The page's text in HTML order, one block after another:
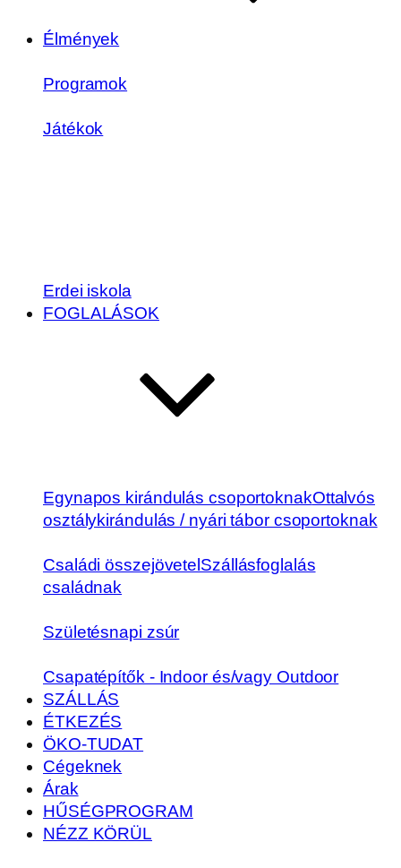
Élmények
Programok
Játékok
Erdei iskola
FOGLALÁSOK
Egynapos kirándulás csoportoknakOttalvós
osztálykirándulás / nyári tábor csoportoknak
Családi összejövetelSzállásfoglalás
családnak
Születésnapi zsúr
Csapatépítők - Indoor és/vagy Outdoor
SZÁLLÁS
ÉTKEZÉS
ÖKO-TUDAT
Cégeknek
Árak
HŰSÉGPROGRAM
NÉZZ KÖRÜL